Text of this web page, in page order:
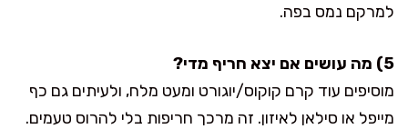
למרקם נמס בפה.
5) מה עושים אם יצא חריף מדי?
מוסיפים עוד קרם קוקוס/יוגורט ומעט מלח, ולעיתים גם כף
מייפל או סילאן לאיזון. זה מרכך חריפות בלי להרוס טעמים.